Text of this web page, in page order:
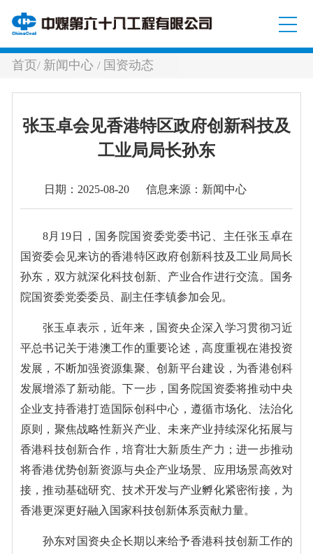
首页/ 新闻中心/ 国资动态
张玉卓会见香港特区政府创新科技及
工业局局长孙东
日期：2025-08-20 信息来源：新闻中心
8月19日，国务院国资委党委书记、主任张玉卓在
国资委会见来访的香港特区政府创新科技及工业局局长
孙东，双方就深化科技创新、产业合作进行交流。国务
院国资委党委委员、副主任李镇参加会见。
张玉卓表示，近年来，国资央企深入学习贯彻习近
平总书记关于港澳工作的重要论述，高度重视在港投资
发展，不断加强资源集聚、创新平台建设，为香港创科
发展增添了新动能。下一步，国务院国资委将推动中央
企业支持香港打造国际创科中心，遵循市场化、法治化
原则，聚焦战略性新兴产业、未来产业持续深化拓展与
香港科技创新合作，培育壮大新质生产力；进一步推动
将香港优势创新资源与央企产业场景、应用场景高效对
接，推动基础研究、技术开发与产业孵化紧密衔接，为
香港更深更好融入国家科技创新体系贡献力量。
孙东对国资央企长期以来给予香港科技创新工作的